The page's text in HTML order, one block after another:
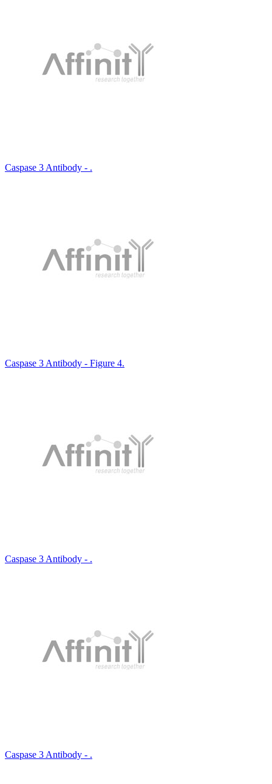
Caspase 3 Antibody - .
Caspase 3 Antibody - Figure 4.
Caspase 3 Antibody - .
Caspase 3 Antibody - .